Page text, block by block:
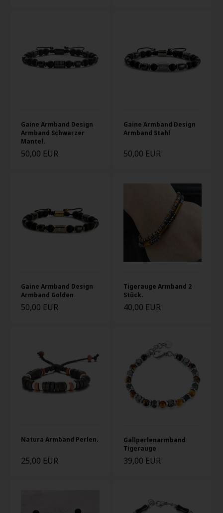
Gaine Armband Design
Armband Schwarzer
Mantel.
50,00 EUR
Gaine Armband Design
Armband Stahl
50,00 EUR
Gaine Armband Design
Armband Golden
50,00 EUR
Tigerauge Armband 2
Stück.
40,00 EUR
Natura Armband Perlen.
25,00 EUR
Gallperlenarmband
Tigerauge
39,00 EUR